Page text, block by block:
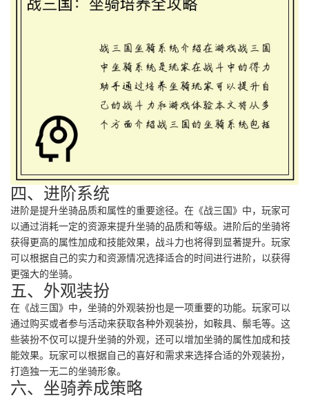
四、进阶系统
进阶是提升坐骑品质和属性的重要途径。在《战三国》中，玩家可
以通过消耗一定的资源来提升坐骑的品质和等级。进阶后的坐骑将
获得更高的属性加成和技能效果，战斗力也将得到显著提升。玩家
可以根据自己的实力和资源情况选择适合的时间进行进阶，以获得
更强大的坐骑。
五、外观装扮
在《战三国》中，坐骑的外观装扮也是一项重要的功能。玩家可以
通过购买或者参与活动来获取各种外观装扮，如鞍具、鬃毛等。这
些装扮不仅可以提升坐骑的外观，还可以增加坐骑的属性加成和技
能效果。玩家可以根据自己的喜好和需求来选择合适的外观装扮，
打造独一无二的坐骑形象。
六、坐骑养成策略